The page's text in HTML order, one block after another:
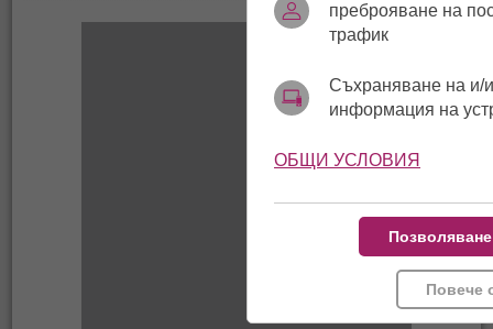
преброяване на
трафик
Съхраняване на и/
информация на
ОБЩИ УСЛОВИЯ
Повече